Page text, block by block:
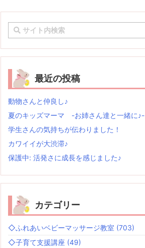
最近の投稿
動物さんと仲良し♪
夏のキッズマーマ -お姉さん達と一緒に♪-
学生さんの気持ちが伝わりました！
カワイイが大渋滞♪
保護中: 活発さに成長を感じました♪
カテゴリー
◇ふれあいベビーマッサージ教室 (703)
◇子育て支援講座 (49)